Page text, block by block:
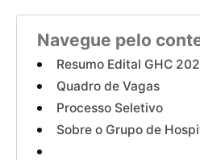
Navegue pelo
Resumo Edital GHC
Quadro de Vagas
Processo Seletivo
Sobre o Grupo de